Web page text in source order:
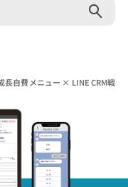
長自費メニュー × LINE CRM戦